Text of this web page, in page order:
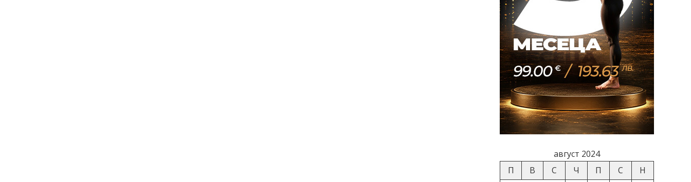
август 2024
П
В С Ч П С
Н